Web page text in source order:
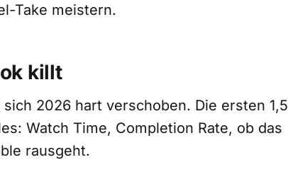
Take meistern.
killt
2026 hart verschoben. Die ersten 1,5
Watch Time, Completion Rate, ob das
rausgeht.